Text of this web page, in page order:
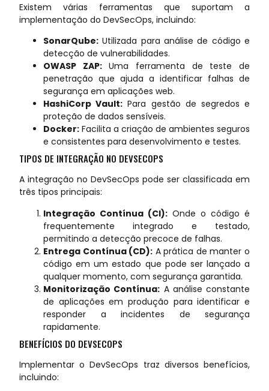
Existem várias ferramentas que suportam a
implementação do DevSecOps, incluindo:
SonarQube: Utilizada para análise de código e
detecção de vulnerabilidades.
OWASP ZAP:Uma ferramenta de teste de
penetração que ajuda a identificar falhas de
segurança em aplicações web.
HashiCorp Vault: Para gestão de segredos e
proteção de dados sensíveis.
Docker: Facilita a criação de ambientes seguros
e consistentes para desenvolvimento e testes.
TIPOS DE INTEGRAÇÃO NO DEVSECOPS
A integração no DevSecOps pode ser classificada em
três tipos principais:
Integração Contínua (CI): Onde o código é
frequentemente integrado e testado,
permitindo a detecção precoce de falhas.
Entrega Contínua (CD): A prática de manter o
código em um estado que pode ser lançado a
qualquer momento, com segurança garantida.
Monitorização Contínua: A análise constante
de aplicações em produção para identificar e
responder a incidentes de segurança
rapidamente.
BENEFÍCIOS DO DEVSECOPS
Implementar o DevSecOps traz diversos benefícios,
incluindo: